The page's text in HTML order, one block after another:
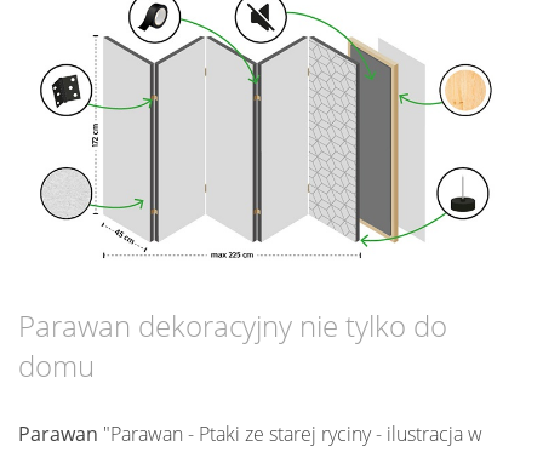
Parawan dekoracyjny nie tylko do
domu
Parawan "Parawan - Ptaki ze starej ryciny - ilustracja w